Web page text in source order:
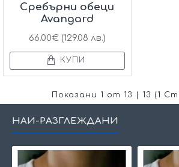
Сребърни обеци
Avangard
66.00€ (129.08 лв.)
КУПИ
Показани 1 от 13 | 13 (1
НАЙ-РАЗГЛЕЖДАНИ